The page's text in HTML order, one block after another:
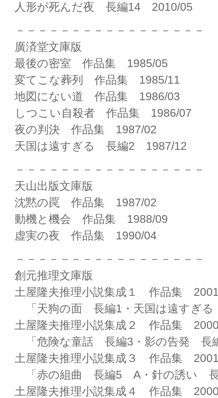
人形が死んだ夜 長編14 2010/05
－－－－－－－－－－－－－－－－－
廣済堂文庫版
最後の密室 作品集 1985/05
変てこな葬列 作品集 1985/11
地図にない道 作品集 1986/03
しつこい自殺者 作品集 1986/07
夜の判決 作品集 1987/02
天国は遠すぎる 長編2 1987/12
－－－－－－－－－－－－－－－－－
天山出版文庫版
沈黙の罠 作品集 1987/02
動機と機会 作品集 1988/09
虚実の夜 作品集 1990/04
－－－－－－－－－－－－－－－－－
創元推理文庫版
土屋隆夫推理小説集成１ 作品集
「天狗の面 長編1・天国は遠すぎ
土屋隆夫推理小説集成２ 作品集
「危険な童話 長編3・影の告発 長
土屋隆夫推理小説集成３ 作品集
「赤の組曲 長編5 A・針の誘い
土屋隆夫推理小説集成４ 作品集